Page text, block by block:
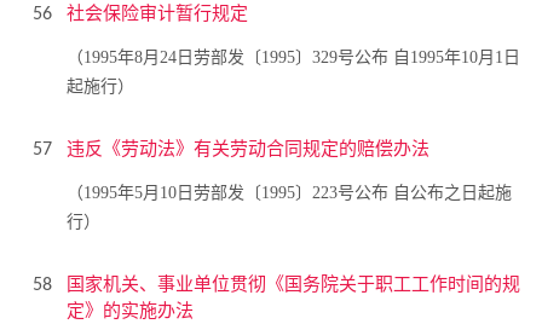
56 社会保险审计暂行规定
（1995年8月24日劳部发〔1995〕329号公布 自1995年10月1日
起施行）
57 违反《劳动法》有关劳动合同规定的赔偿办法
（1995年5月10日劳部发〔1995〕223号公布 自公布之日起施
行）
58
国家机关、事业单位贯彻《国务院关于职工工作时间的规
定》的实施办法